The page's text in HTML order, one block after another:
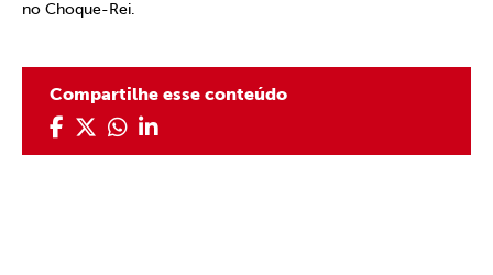
no Choque-Rei.
Compartilhe esse conteúdo